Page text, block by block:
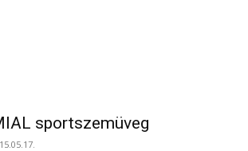
sportszemüveg